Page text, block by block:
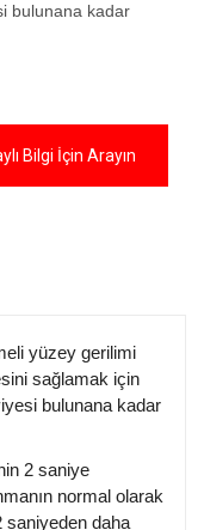
bulunana kadar
Bilgi İçin Arayın
yüzey gerilimi
sağlamak için
bulunana kadar
2 saniye
normal olarak
saniyeden daha